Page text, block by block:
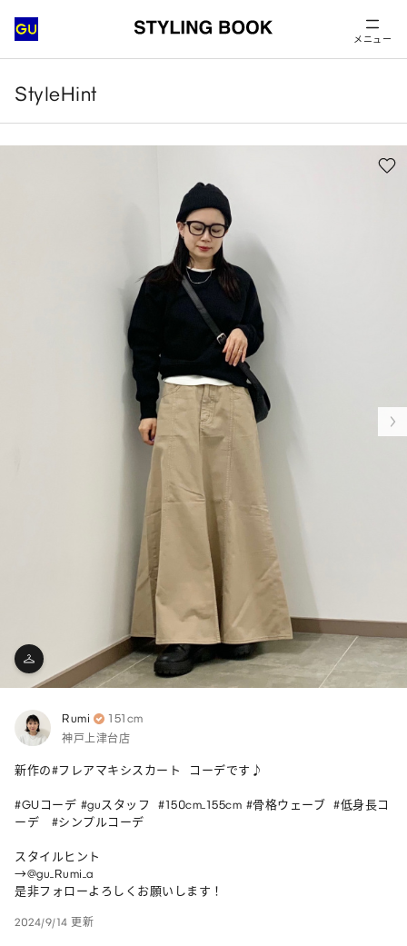
メニュー
StyleHint
Rumi 151cm
神戸上津台店
新作の#フレアマキシスカート  コーデです♪
#GUコーデ #guスタッフ  #150cm_155cm #骨格ウェーブ  #低身長コ
ーデ   #シンプルコーデ
スタイルヒント
→@gu_Rumi_a
是非フォローよろしくお願いします！
2024/9/14 更新